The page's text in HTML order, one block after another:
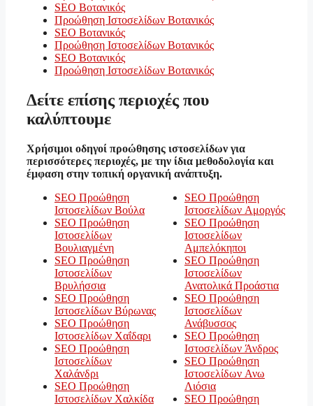
SEO Βοτανικός
Προώθηση Ιστοσελίδων Βοτανικός
SEO Βοτανικός
Προώθηση Ιστοσελίδων Βοτανικός
SEO Βοτανικός
Προώθηση Ιστοσελίδων Βοτανικός
Δείτε επίσης περιοχές που
καλύπτουμε
Χρήσιμοι οδηγοί προώθησης ιστοσελίδων για
περισσότερες περιοχές, με την ίδια μεθοδολογία και
έμφαση στην τοπική οργανική ανάπτυξη.
SEO Προώθηση
Ιστοσελίδων Βούλα
SEO Προώθηση
Ιστοσελίδων
Βουλιαγμένη
SEO Προώθηση
Ιστοσελίδων
Βρυλήσσια
SEO Προώθηση
Ιστοσελίδων Βύρωνας
SEO Προώθηση
Ιστοσελίδων Χαΐδαρι
SEO Προώθηση
Ιστοσελίδων
Χαλάνδρι
SEO Προώθηση
Ιστοσελίδων Χαλκίδα
SEO Προώθηση
Ιστοσελίδων Αμοργός
SEO Προώθηση
Ιστοσελίδων
Αμπελόκηποι
SEO Προώθηση
Ιστοσελίδων
Ανατολικά Προάστια
SEO Προώθηση
Ιστοσελίδων
Ανάβυσσος
SEO Προώθηση
Ιστοσελίδων Άνδρος
SEO Προώθηση
Ιστοσελίδων Ανω
Λιόσια
SEO Προώθηση